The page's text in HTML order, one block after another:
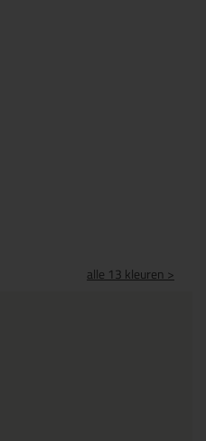
alle 13 kleuren >